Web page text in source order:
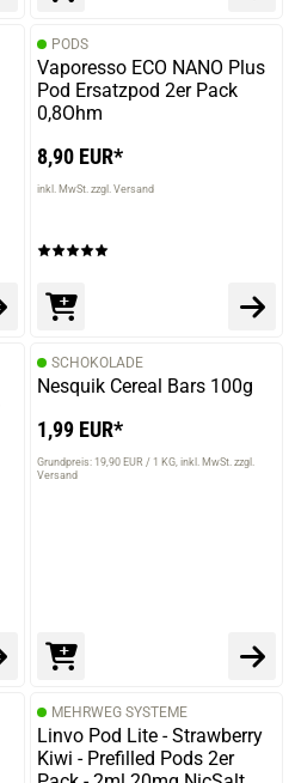
PODS
Vaporesso ECO NANO Plus
Pod Ersatzpod 2er Pack
0,8Ohm
8,90 EUR*
inkl. MwSt. zzgl. Versand
SCHOKOLADE
Nesquik Cereal Bars 100g
1,99 EUR*
Grundpreis: 19,90 EUR / 1 KG inkl. MwSt. zzgl.
Versand
MEHRWEG SYSTEME
Linvo Pod Lite - Strawberry
Kiwi - Prefilled Pods 2er